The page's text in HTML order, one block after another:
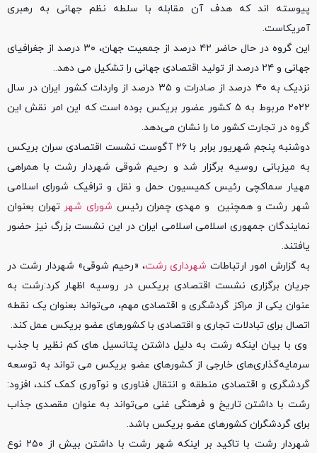
پیوسته اند که هدف آن مقابله با سلطه نظم جهانی به رهبری
آمریکاست.
این گروه در حال حاضر ۴۲ درصد از جمعیت جهان، ۳۰ درصد از جغرافیای
جهانی و ۲۴ درصد از تولید اقتصادی جهانی را تشکیل می دهد..
نزدیک به ۴۰ درصد از صادرات و ۳۵ درصد از واردات کشور ایران در سال
۲۰۲۲ مربوط به ۵ کشور عضور بریکس بوده است که این امر نقش این
گروه در تجارت کشور ما را نشان می‌دهد.
دوشنبه پنجم شهریور برابر با ۲۶ آگوست نشست اقتصادی سران بریکس
به میزبانی روسیه برگزار شد و رحیم شوقی شهردار رشت با همراهی
مهیار سماکچی رئیس کمیسیون حمل و نقل و ترافیک شورای اسلامی
شهر رشت و همچنین و مهدی چمران رئیس شورای شهر تهران بعنوان
نمایندگان جمهوری اسلامی اسلامی ایران در این نشست بزرگ نیز حضور‌
یافتند.
به گزارش امور ارتباطات شهرداری رشت، «رحیم شوقی» شهردار رشت در
جریان برگزاری نشست اقتصادی بریکس در روسیه اظهار کرد:رشت به
عنوان یکی از مراکز گردشگری و اقتصادی مهم، می‌تواند بعنوان یک نقطه
اتصال برای تبادلات تجاری و اقتصادی با کشورهای عضو بریکس عمل کند.
وی با بیان اینکه رشت به دلیل داشتن پتانسیل های کم نظیر با جذب
سرمایه‌گذاری‌های خارجی از کشورهای عضو بریکس می تواند به توسعه
گردشگری و اقتصادی منطقه و انتقال فناوری و نوآوری کمک کند، افزود:
رشت با داشتن تاریخ و فرهنگی غنی می‌تواند به عنوان مقصدی جذاب
برای گردشگران کشورهای عضو بریکس باشد.
شهردار رشت با تاکید بر اینکه شهر رشت با داشتن بیش از ۲۵۰ نوع